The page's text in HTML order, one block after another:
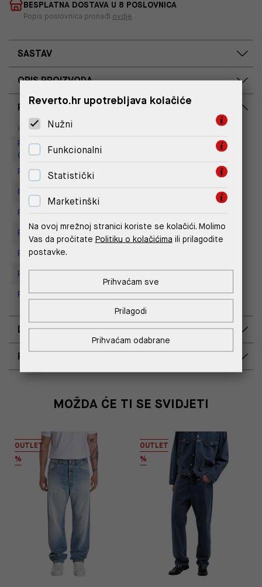
BESPLATNA DOSTAVA U 8 POSLOVNICA
Popis poslovnica pronađi ovdje
SASTAV
OPIS PROIZVODA
RASPOLOŽIVOST PO POSLOVNICAMA
Poslovnica
Na upit
Replay Outlet Store, Designer
Outlet Croatia
Replay Outlet Store, Split
Replay store, Arena centar
Replay Store, City Center One
Replay Store, Joker Centar
Replay Store, Mall of Split
Replay store, Tower Centar
Replay Store, Supernova Zadar
DOSTAVA
POVRAT I ZAMJENA
MOŽDA ĆE TI SE SVIDJETI
OUTLET
%
OUTLET
%
Reverto.hr upotrebljava kolačiće
Nužni
Funkcionalni
Statistički
Marketinški
Na ovoj mrežnoj stranici koriste se kolačići. Molimo
Vas da pročitate Politiku o kolačićima ili prilagodite
postavke.
Prihvaćam odabrane
Prilagodi
Prihvaćam sve